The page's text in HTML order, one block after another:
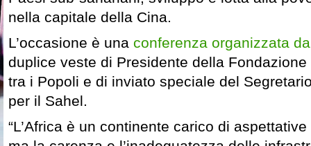
nella capitale della Cina.
L’occasione è una conferenza organizzata
duplice veste di Presidente della
tra i Popoli e di inviato speciale del
per il Sahel.
“L’Africa è un continente carico di